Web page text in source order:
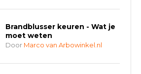
Brandblusser keuren - Wat je
moet weten
Door Marco van Arbowinkel.nl